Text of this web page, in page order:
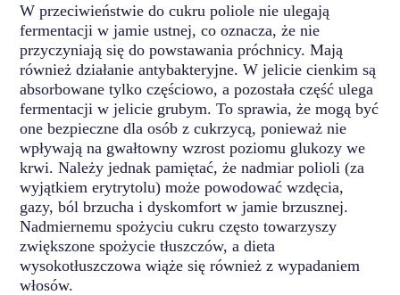
W przeciwieństwie do cukru poliole nie ulegają
fermentacji w jamie ustnej, co oznacza, że nie
przyczyniają się do powstawania próchnicy. Mają
również działanie antybakteryjne. W jelicie cienkim są
absorbowane tylko częściowo, a pozostała część ulega
fermentacji w jelicie grubym. To sprawia, że mogą być
one bezpieczne dla osób z cukrzycą, ponieważ nie
wpływają na gwałtowny wzrost poziomu glukozy we
krwi. Należy jednak pamiętać, że nadmiar polioli (za
wyjątkiem erytrytolu) może powodować wzdęcia,
gazy, ból brzucha i dyskomfort w jamie brzusznej.
Nadmiernemu spożyciu cukru często towarzyszy
zwiększone spożycie tłuszczów, a dieta
wysokotłuszczowa wiąże się również z wypadaniem
włosów.